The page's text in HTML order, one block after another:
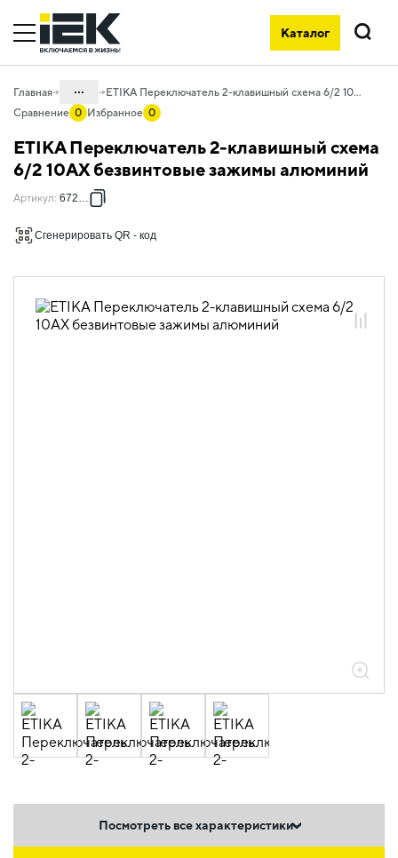
Каталог
Поиск
Главная ...
06. Изделия электроустановочные,
удлинители и силовые разъемы
06.01 Электроустановочные изделия
06.01.13 Электроустановочные
06.01.13.03 ЭУИ ETIKA: цвет
ETIKA Переключатель 2-клавишный схема 6/2 10АХ безвинтовые зажимы алюминий
Сравнение 0 Избранное 0
ETIKA Переключатель 2-клавишный схема
6/2 10АХ безвинтовые зажимы алюминий
Артикул: 672412
Сгенерировать QR - код
Посмотреть все характеристики